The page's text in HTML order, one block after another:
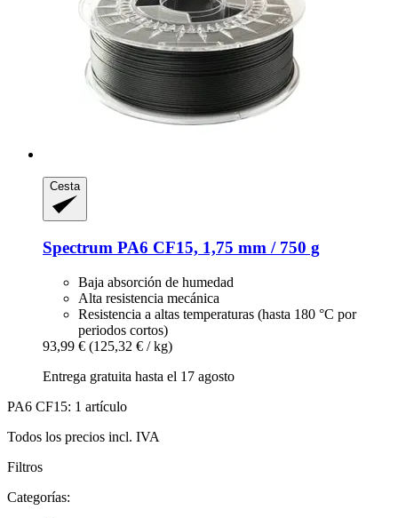
Cesta
Spectrum PA6 CF15, 1,75 mm / 750 g
Baja absorción de humedad
Alta resistencia mecánica
Resistencia a altas temperaturas (hasta 180 °C por
periodos cortos)
93,99 € (125,32 € / kg)
Entrega gratuita hasta el 17 agosto
PA6 CF15: 1 artículo
Todos los precios incl. IVA
Filtros
Categorías: